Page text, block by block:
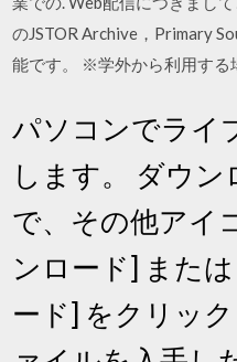
のJSTOR Archive，Primary
能です。 ※学外から利用する
パソコンでライ
します。 ダウ
で、その他アイ
ンロード] また
ード] をクリッ